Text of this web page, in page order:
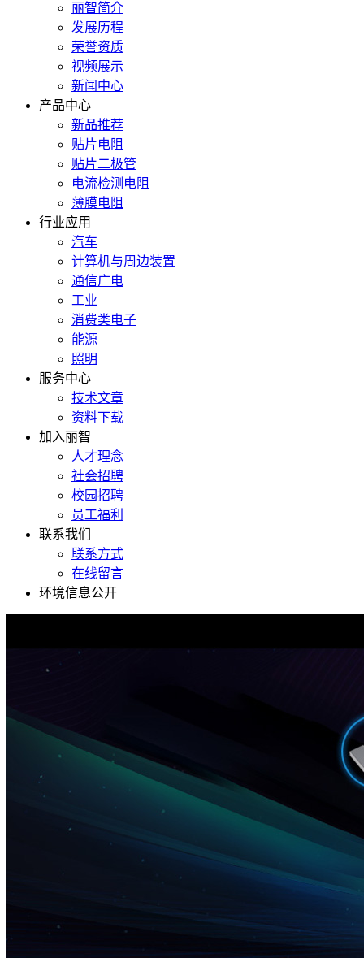
丽智简介
发展历程
荣誉资质
视频展示
新闻中心
产品中心
新品推荐
贴片电阻
贴片二极管
电流检测电阻
薄膜电阻
行业应用
汽车
计算机与周边装置
通信广电
工业
消费类电子
能源
照明
服务中心
技术文章
资料下载
加入丽智
人才理念
社会招聘
校园招聘
员工福利
联系我们
联系方式
在线留言
环境信息公开